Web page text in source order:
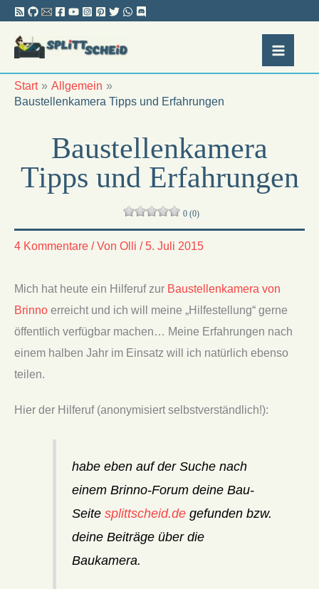
Zum
springen
Start
Allgemein
Baustellenkamera Tipps und Erfahrungen
Baustellenkamera
Tipps und Erfahrungen
0 (0)
4 Kommentare / Von Olli / 5. Juli 2015
Mich hat heute ein Hilferuf zur Baustellenkamera von
Brinno erreicht und ich will meine „Hilfestellung“ gerne
öffentlich verfügbar machen… Meine Erfahrungen nach
einem halben Jahr im Einsatz will ich natürlich ebenso
teilen.
Hier der Hilferuf (anonymisiert selbstverständlich!):
habe eben auf der Suche nach
einem Brinno-Forum deine Bau-
Seite splittscheid.degefunden bzw.
deine Beiträge über die
Baukamera.